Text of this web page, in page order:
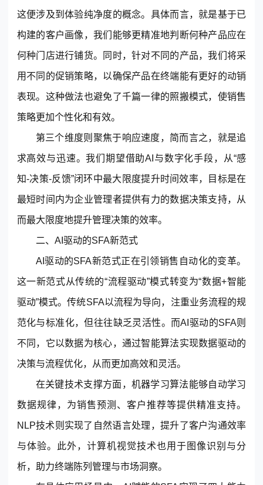
这便涉及到体验纯净度的概念。具体而言，就是基于已
构建的客户画像，我们能够更精准地判断何种产品应在
何种门店进行铺货。同时，针对不同的产品，我们将采
用不同的促销策略，以确保产品在终端能有更好的动销
表现。这种做法也避免了千篇一律的照搬模式，使销售
策略更加个性化和有效。
第三个维度则聚焦于响应速度，简而言之，就是追
求高效与迅速。我们期望借助AI与数字化手段，从“感
知-决策-反馈”闭环中最大限度提升时间效率，目标是在
最短时间内为企业管理者提供有力的数据决策支持，从
而最大限度地提升管理决策的效率。
二、AI驱动的SFA新范式
AI驱动的SFA新范式正在引领销售自动化的变革。
这一新范式从传统的“流程驱动”模式转变为“数据+智能
驱动”模式。传统SFA以流程为导向，注重业务流程的规
范化与标准化，但往往缺乏灵活性。而AI驱动的SFA则
不同，它以数据为核心，通过智能算法实现数据驱动的
决策与流程优化，从而更加高效和灵活。
在关键技术支撑方面，机器学习算法能够自动学习
数据规律，为销售预测、客户推荐等提供精准支持。
NLP技术则实现了自然语言处理，提升了客户沟通效率
与体验。此外，计算机视觉技术也用于图像识别与分
析，助力终端陈列管理与市场洞察。